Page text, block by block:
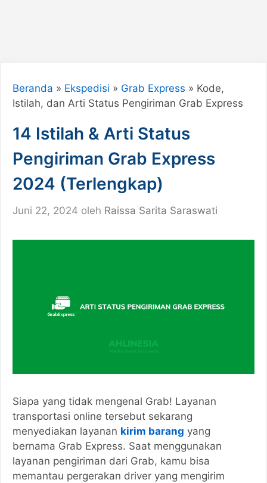
Beranda » Ekspedisi » Grab Express » Kode,
Istilah, dan Arti Status Pengiriman Grab Express
14 Istilah & Arti Status
Pengiriman Grab Express
2024 (Terlengkap)
Juni 22, 2024 oleh Raissa Sarita Saraswati
Siapa yang tidak mengenal Grab! Layanan
transportasi online tersebut sekarang
menyediakan layanan kirim barang yang
bernama Grab Express. Saat menggunakan
layanan pengiriman dari Grab, kamu bisa
memantau pergerakan driver yang mengirim